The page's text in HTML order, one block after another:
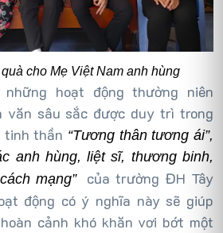
cho Mẹ Việt Nam anh hùng
hoạt động thường niên
văn sâu sắc được duy trì trong
tinh thần “Tương thân tương ái”,
anh hùng, liệt sĩ, thương binh,
mạng”của trường ĐH Tây
động có ý nghĩa này sẽ giúp
cảnh khó khăn vơi bớt một